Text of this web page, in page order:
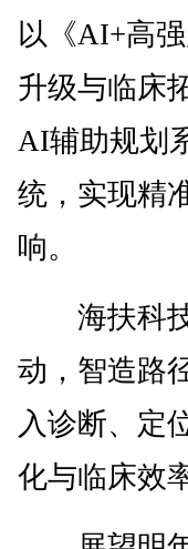
以《AI+高
升级与临床
AI辅助规划
统，实现精
响。
海扶科技
动，智造路
入诊断、定
化与临床效